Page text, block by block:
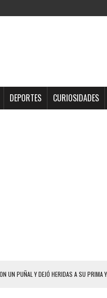
DEPORTES CURIOSIDADES
UN PUÑAL Y DEJÓ HERIDAS A SU PRIMA